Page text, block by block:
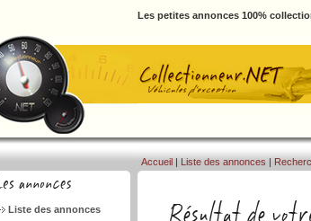
Les petites annonces 100%
Liste des annonces
Accueil | Liste des annonces |